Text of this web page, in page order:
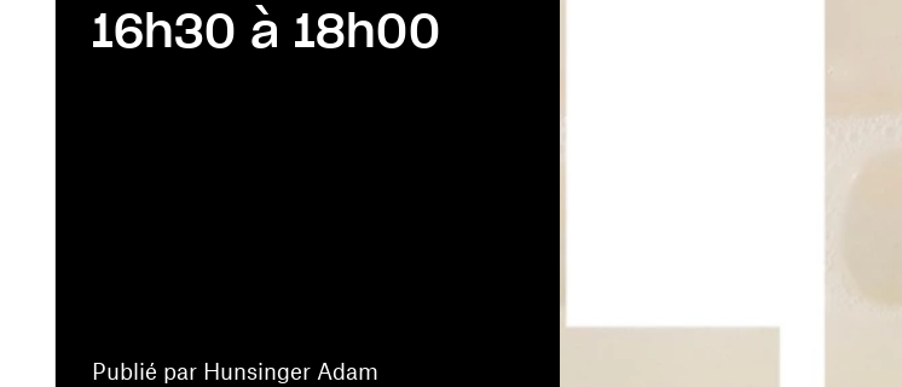
Publié par Hunsinger Adam
16h30 à 18h00